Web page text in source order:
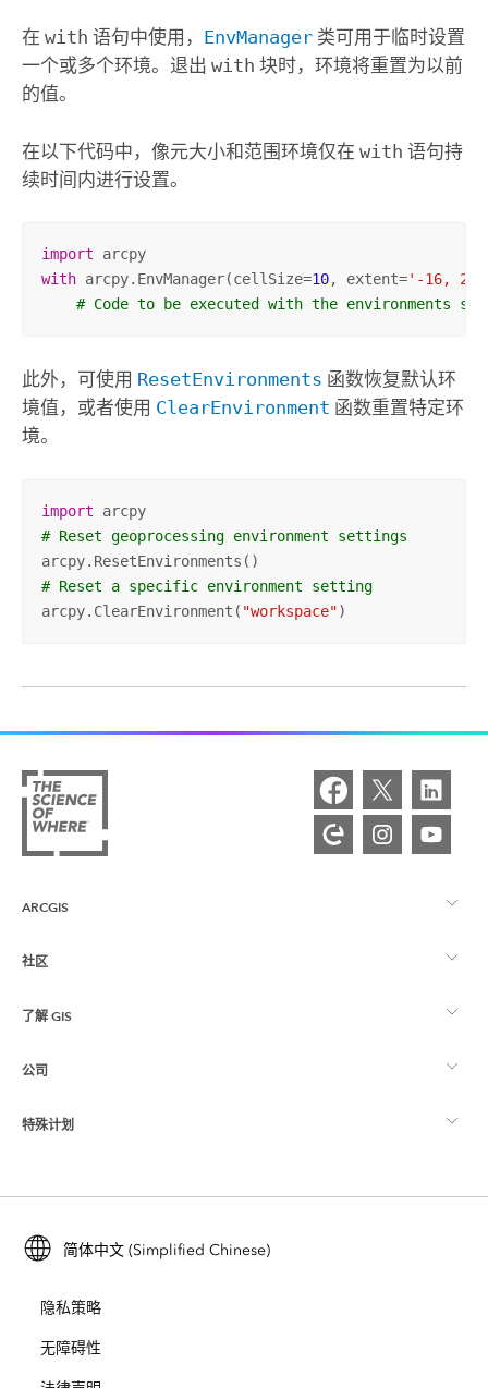
在 with 语句中使用， EnvManager类可用于临时设置
一个或多个环境。退出 with 块时，环境将重置为以前
的值。
在以下代码中，像元大小和范围环境仅在 with 语句持
续时间内进行设置。
import
arcpy
with arcpy.EnvManager(cellSize=10, extent='-16,
# Code to be executed with the environments set
此外，可使用 ResetEnvironments 函数恢复默认环
境值，或者使用 ClearEnvironment 函数重置特定环
境。
import
arcpy
# Reset geoprocessing environment settings
# Reset a specific environment setting
arcpy.ClearEnvironment( "workspace")
ARCGIS
ArcGIS 概览
制图
社区
Esri 社区
ArcGIS 博客
用户研究和测试
Esri 年轻专家关系网
了解 GIS
什么是 GIS？
位置智能
培训
ArcUser
ArcNews
ArcWatch
公司
关于 Esri
招贤纳士
开放视野
特殊计划
ArcGIS for Student Use
保护
简体中文 (Simplified Chinese)
隐私策略
无障碍性